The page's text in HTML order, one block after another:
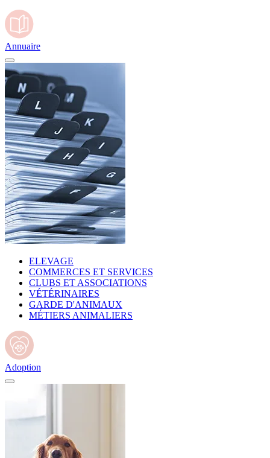
Annuaire
ELEVAGE
COMMERCES ET SERVICES
CLUBS ET ASSOCIATIONS
VÉTÉRINAIRES
GARDE D'ANIMAUX
MÉTIERS ANIMALIERS
Adoption